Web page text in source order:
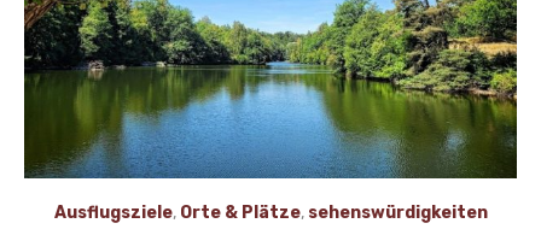
Ausflugsziele, Orte & Plätze, sehenswürdigkeiten